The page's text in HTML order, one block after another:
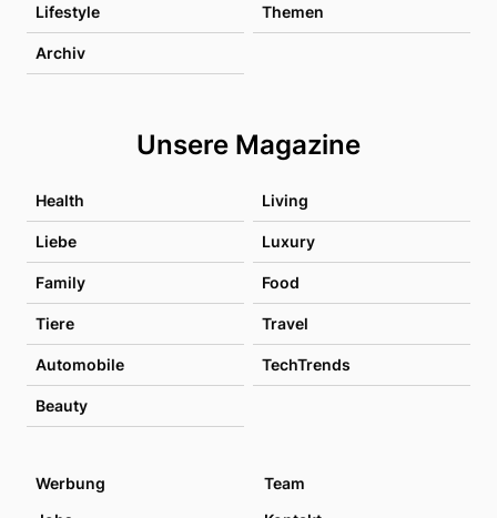
Lifestyle Themen
Archiv
Unsere Magazine
Health Living
Liebe Luxury
Family Food
Tiere Travel
Automobile TechTrends
Beauty
Werbung
Team